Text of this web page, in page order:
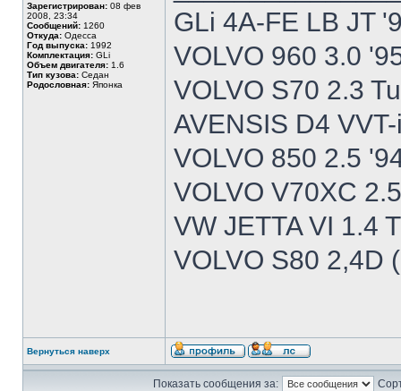
Зарегистрирован: 08 фев
2008, 23:34
Сообщений: 1260
Откуда: Одесса
Год выпуска: 1992
Комплектация: GLi
Объем двигателя: 1.6
Тип кузова: Седан
Родословная: Японка
GLi 4A-FE LB JT
VOLVO 960 3.0
VOLVO S70 2.3
AVENSIS D4
VOLVO 850 2.5
VOLVO V70XC
VW JETTA VI 1.4
VOLVO S80 2,4D
Вернуться наверх
Показать сообщения за: